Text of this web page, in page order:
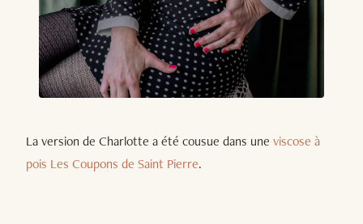
La version de Charlotte a été cousue dans une viscose à
pois Les Coupons de Saint Pierre.